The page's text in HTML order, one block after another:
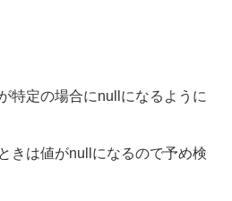
特定の場合にnullになるように
きは値がnullになるので予め検